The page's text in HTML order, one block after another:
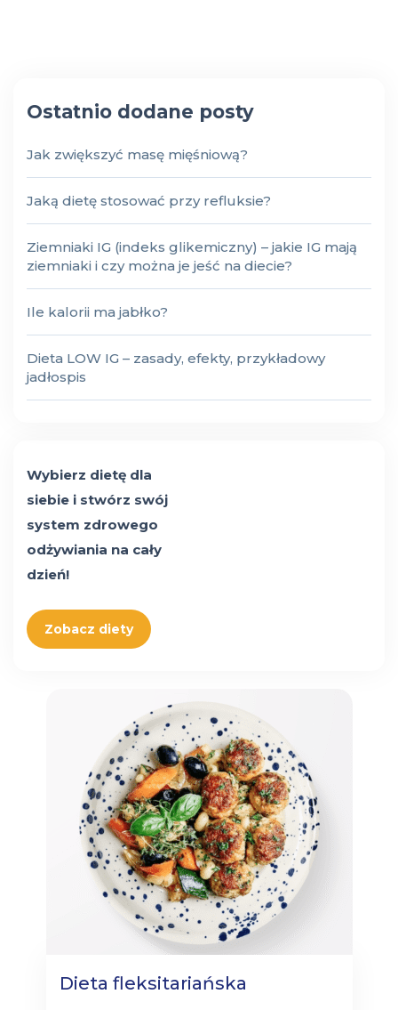
Ostatnio dodane posty
Jak zwiększyć masę mięśniową?
Jaką dietę stosować przy refluksie?
Ziemniaki IG (indeks glikemiczny) – jakie IG mają
ziemniaki i czy można je jeść na diecie?
Ile kalorii ma jabłko?
Dieta LOW IG – zasady, efekty, przykładowy
jadłospis
Wybierz dietę dla
siebie i stwórz swój
system zdrowego
odżywiania na cały
dzień!
Zobacz diety
Dieta fleksitariańska